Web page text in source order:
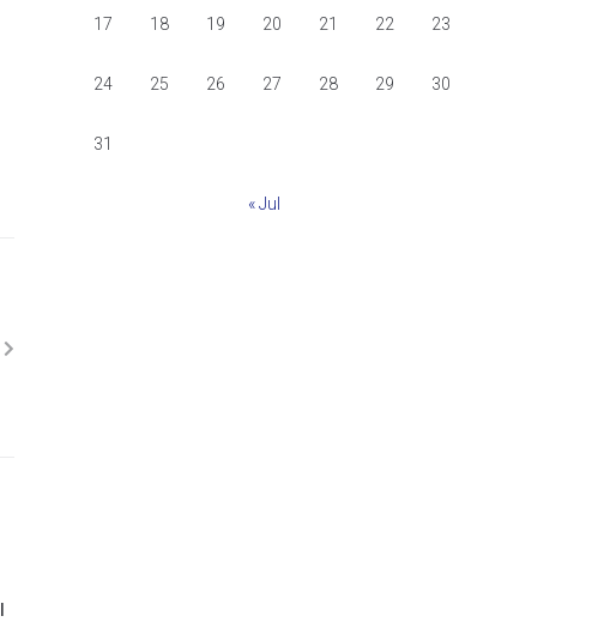
17 18 19 20 21 22 23
24 25 26 27 28 29 30
31
« Jul